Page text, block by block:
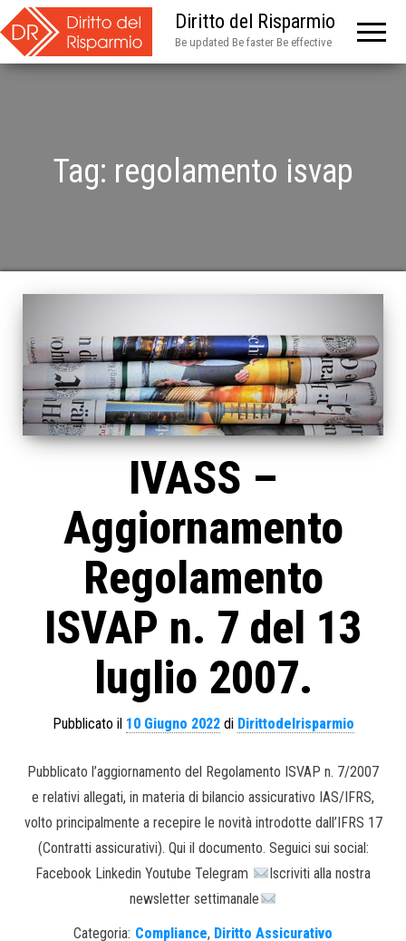
Diritto del Risparmio
Be updated Be faster Be effective
Tag: regolamento isvap
IVASS –
Aggiornamento
Regolamento
ISVAP n. 7 del 13
luglio 2007.
Pubblicato il 10 Giugno 2022di Dirittodelrisparmio
Pubblicato l’aggiornamento del Regolamento ISVAP n. 7/2007
e relativi allegati, in materia di bilancio assicurativo IAS/IFRS,
volto principalmente a recepire le novità introdotte dall’IFRS 17
(Contratti assicurativi). Qui il documento. Seguici sui social:
Facebook Linkedin Youtube Telegram
Iscriviti alla nostra
newsletter settimanale
Categoria: Compliance, Diritto Assicurativo